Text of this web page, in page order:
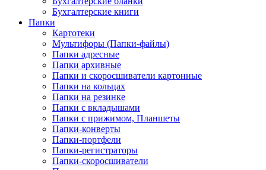
Бухгалтерские книги
Папки
Картотеки
Мультифоры (Папки-файлы)
Папки адресные
Папки архивные
Папки и скоросшиватели картонные
Папки на кольцах
Папки на резинке
Папки с вкладышами
Папки с прижимом, Планшеты
Папки-конверты
Папки-портфели
Папки-регистраторы
Папки-скоросшиватели